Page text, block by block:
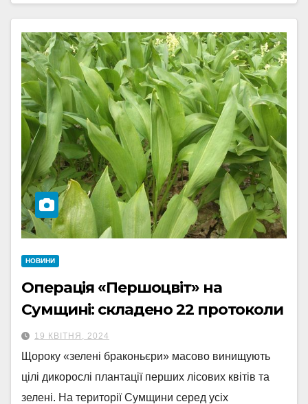
НОВИНИ
Операція «Першоцвіт» на
Сумщині: складено 22 протоколи
19 КВІТНЯ, 2024
Щороку «зелені браконьєри» масово винищують
цілі дикорослі плантації перших лісових квітів та
зелені. На території Сумщини серед усіх